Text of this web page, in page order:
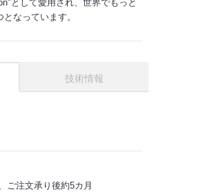
として愛用され、世界でもっと
なっています。
技術情報
ご注文承り後約5カ月